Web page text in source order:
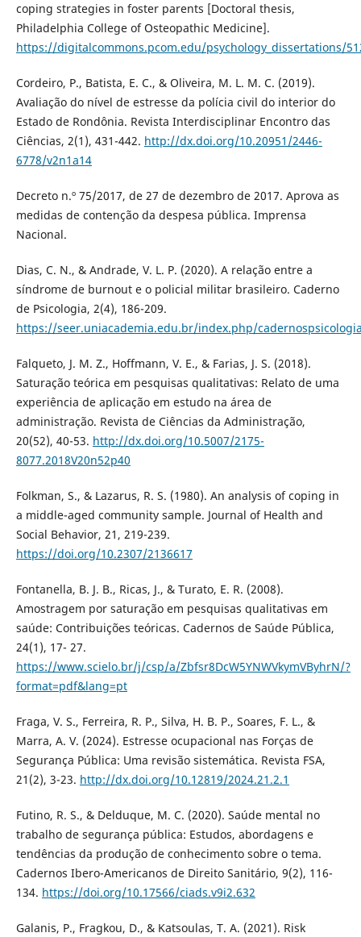
coping strategies in foster parents [Doctoral thesis,
Philadelphia College of Osteopathic Medicine].
https://digitalcommons.pcom.edu/psychology_dissertations/
Cordeiro, P., Batista, E. C., & Oliveira, M. L. M. C. (2019).
Avaliação do nível de estresse da polícia civil do interior do
Estado de Rondônia. Revista Interdisciplinar Encontro das
Ciências, 2(1), 431-442. http://dx.doi.org/10.20951/2446-
6778/v2n1a14
Decreto n.º 75/2017, de 27 de dezembro de 2017. Aprova as
medidas de contenção da despesa pública. Imprensa
Nacional.
Dias, C. N., & Andrade, V. L. P. (2020). A relação entre a
síndrome de burnout e o policial militar brasileiro. Caderno
de Psicologia, 2(4), 186-209.
https://seer.uniacademia.edu.br/index.php/
Falqueto, J. M. Z., Hoffmann, V. E., & Farias, J. S. (2018).
Saturação teórica em pesquisas qualitativas: Relato de uma
experiência de aplicação em estudo na área de
administração. Revista de Ciências da Administração,
20(52), 40-53. http://dx.doi.org/10.5007/2175-
8077.2018V20n52p40
Folkman, S., & Lazarus, R. S. (1980). An analysis of coping in
a middle-aged community sample. Journal of Health and
Social Behavior, 21, 219-239.
https://doi.org/10.2307/2136617
Fontanella, B. J. B., Ricas, J., & Turato, E. R. (2008).
Amostragem por saturação em pesquisas qualitativas em
saúde: Contribuições teóricas. Cadernos de Saúde Pública,
24(1), 17- 27.
https://www.scielo.br/j/csp/a/Zbfsr8DcW5YNWVkymVByhrN/?
format=pdf&lang=pt
Fraga, V. S., Ferreira, R. P., Silva, H. B. P., Soares, F. L., &
Marra, A. V. (2024). Estresse ocupacional nas Forças de
Segurança Pública: Uma revisão sistemática. Revista FSA,
21(2), 3-23. http://dx.doi.org/10.12819/2024.21.2.1
Futino, R. S., & Delduque, M. C. (2020). Saúde mental no
trabalho de segurança pública: Estudos, abordagens e
tendências da produção de conhecimento sobre o tema.
Cadernos Ibero-Americanos de Direito Sanitário, 9(2), 116-
134. https://doi.org/10.17566/ciads.v9i2.632
Galanis, P., Fragkou, D., & Katsoulas, T. A. (2021). Risk